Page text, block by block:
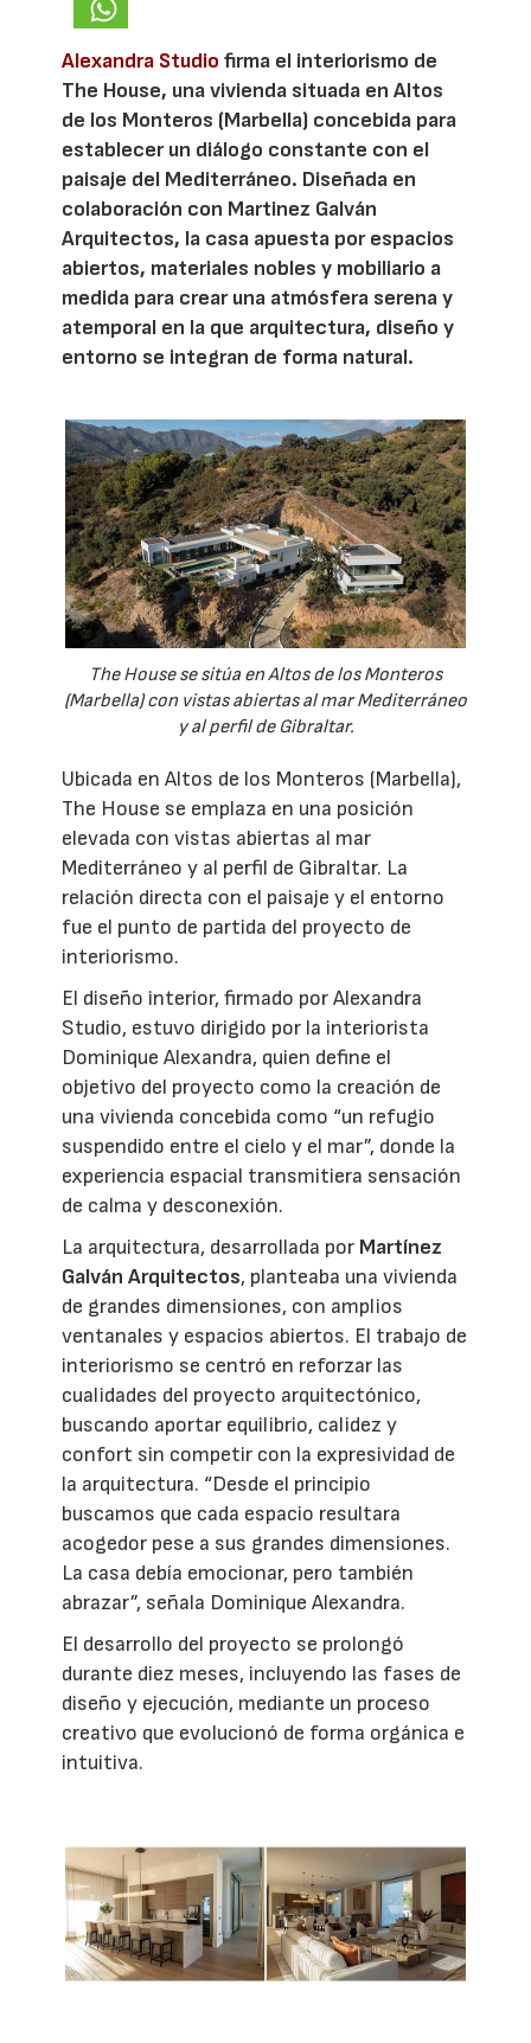
Alexandra Studio firma el interiorismo de
The House, una vivienda situada en Altos
de los Monteros (Marbella) concebida para
establecer un diálogo constante con el
paisaje del Mediterráneo. Diseñada en
colaboración con Martinez Galván
Arquitectos, la casa apuesta por espacios
abiertos, materiales nobles y mobiliario a
medida para crear una atmósfera serena y
atemporal en la que arquitectura, diseño y
entorno se integran de forma natural.
The House se sitúa en Altos de los Monteros
(Marbella) con vistas abiertas al mar Mediterráneo
y al perfil de Gibraltar.
Ubicada en Altos de los Monteros (Marbella),
The House se emplaza en una posición
elevada con vistas abiertas al mar
Mediterráneo y al perfil de Gibraltar. La
relación directa con el paisaje y el entorno
fue el punto de partida del proyecto de
interiorismo.
El diseño interior, firmado por Alexandra
Studio, estuvo dirigido por la interiorista
Dominique Alexandra, quien define el
objetivo del proyecto como la creación de
una vivienda concebida como “un refugio
suspendido entre el cielo y el mar”, donde la
experiencia espacial transmitiera sensación
de calma y desconexión.
La arquitectura, desarrollada por Martínez
Galván Arquitectos, planteaba una vivienda
de grandes dimensiones, con amplios
ventanales y espacios abiertos. El trabajo de
interiorismo se centró en reforzar las
cualidades del proyecto arquitectónico,
buscando aportar equilibrio, calidez y
confort sin competir con la expresividad de
la arquitectura. “Desde el principio
buscamos que cada espacio resultara
acogedor pese a sus grandes dimensiones.
La casa debía emocionar, pero también
abrazar”, señala Dominique Alexandra.
El desarrollo del proyecto se prolongó
durante diez meses, incluyendo las fases de
diseño y ejecución, mediante un proceso
creativo que evolucionó de forma orgánica e
intuitiva.